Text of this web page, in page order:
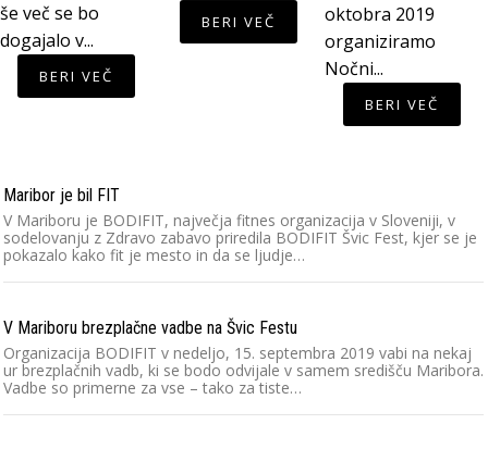
še več se bo
dogajalo v...
BERI VEČ
BERI VEČ
oktobra 2019
organiziramo
Nočni...
BERI VEČ
Maribor je bil FIT
V Mariboru je BODIFIT, največja fitnes organizacija v Sloveniji, v
sodelovanju z Zdravo zabavo priredila BODIFIT Švic Fest, kjer se je
pokazalo kako fit je mesto in da se ljudje…
V Mariboru brezplačne vadbe na Švic Festu
Organizacija BODIFIT v nedeljo, 15. septembra 2019 vabi na nekaj
ur brezplačnih vadb, ki se bodo odvijale v samem središču Maribora.
Vadbe so primerne za vse – tako za tiste…